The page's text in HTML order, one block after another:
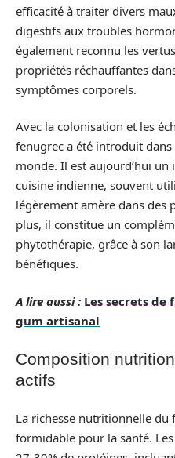
efficacité à traiter divers
digestifs aux troubles
également reconnu les
propriétés réchauffantes
symptômes corporels.
Avec la colonisation et les
fenugrec a été introduit
monde. Il est aujourd’hui
cuisine indienne, souvent
légèrement amère dans des
plus, il constitue un
phytothérapie, grâce à son
bénéfiques.
A lire aussi : Les secrets
gum artisanal
Composition
actifs
La richesse nutritionnelle du
formidable pour la santé.